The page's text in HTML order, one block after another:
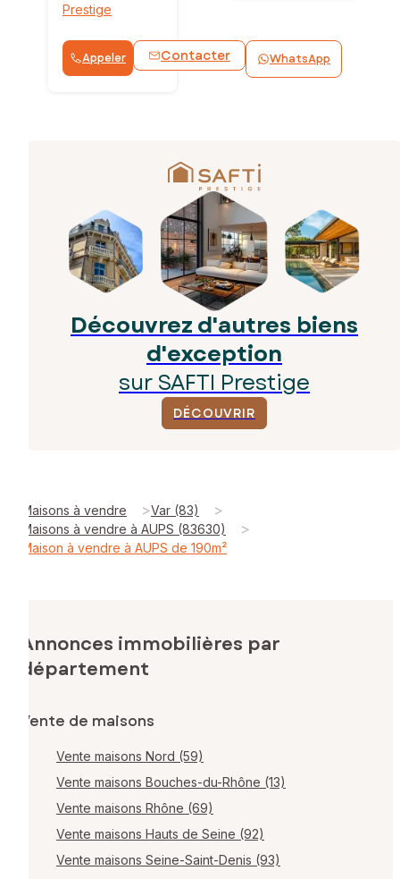
Prestige
Appeler Contacter WhatsApp
Découvrez d'autres biens
d'exception
sur SAFTI Prestige
DÉCOUVRIR
Maisons à vendre >Var (83) >
Maisons à vendre à AUPS (83630) >
Maison à vendre à AUPS de 190m²
Annonces immobilières par
département
Vente de maisons
Vente maisons Nord (59)
Vente maisons Bouches-du-Rhône (13)
Vente maisons Rhône (69)
Vente maisons Hauts de Seine (92)
Vente maisons Seine-Saint-Denis (93)